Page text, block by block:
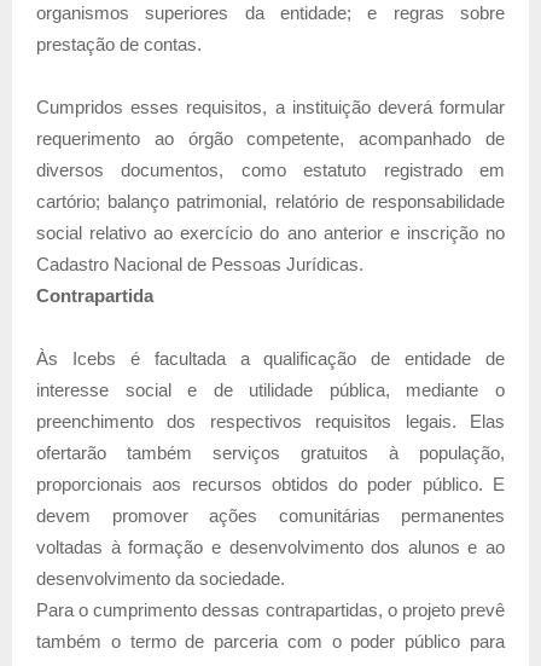
organismos superiores da entidade; e regras sobre
prestação de contas.
Cumpridos esses requisitos, a instituição deverá formular
requerimento ao órgão competente, acompanhado de
diversos documentos, como estatuto registrado em
cartório; balanço patrimonial, relatório de responsabilidade
social relativo ao exercício do ano anterior e inscrição no
Cadastro Nacional de Pessoas Jurídicas.
Contrapartida
Às Icebs é facultada a qualificação de entidade de
interesse social e de utilidade pública, mediante o
preenchimento dos respectivos requisitos legais. Elas
ofertarão também serviços gratuitos à população,
proporcionais aos recursos obtidos do poder público. E
devem promover ações comunitárias permanentes
voltadas à formação e desenvolvimento dos alunos e ao
desenvolvimento da sociedade.
Para o cumprimento dessas contrapartidas, o projeto prevê
também o termo de parceria com o poder público para